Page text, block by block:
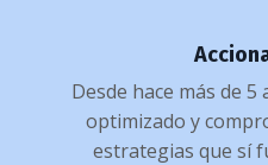
Desde hace más de
optimizado y
estrategias que sí